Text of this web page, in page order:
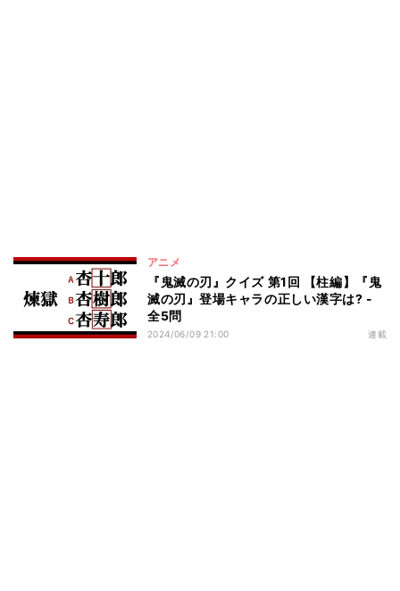
アニメ
『鬼滅の刃』クイズ 第1回 【柱編】『鬼
滅の刃』登場キャラの正しい漢字は? -
全5問
2024/06/09 21:00 連載